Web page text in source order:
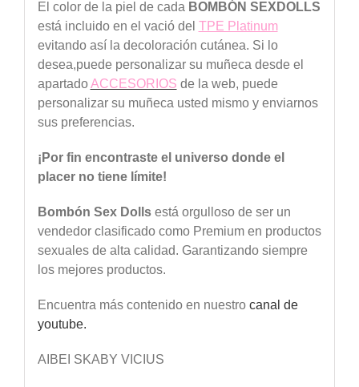
El color de la piel de cada BOMBÓN SEXDOLLS
está incluido en el vació del TPE Platinum
evitando así la decoloración cutánea. Si lo
desea,puede personalizar su muñeca desde el
apartadoACCESORIOS de la web, puede
personalizar su muñeca usted mismo y enviarnos
sus preferencias.
¡Por fin encontraste el universo donde el
placer no tiene límite!
Bombón Sex Dollsestá orgulloso de ser un
vendedor clasificado como Premium en productos
sexuales de alta calidad. Garantizando siempre
los mejores productos.
Encuentra más contenido en nuestro canal de
youtube.
AIBEI SKABY VICIUS